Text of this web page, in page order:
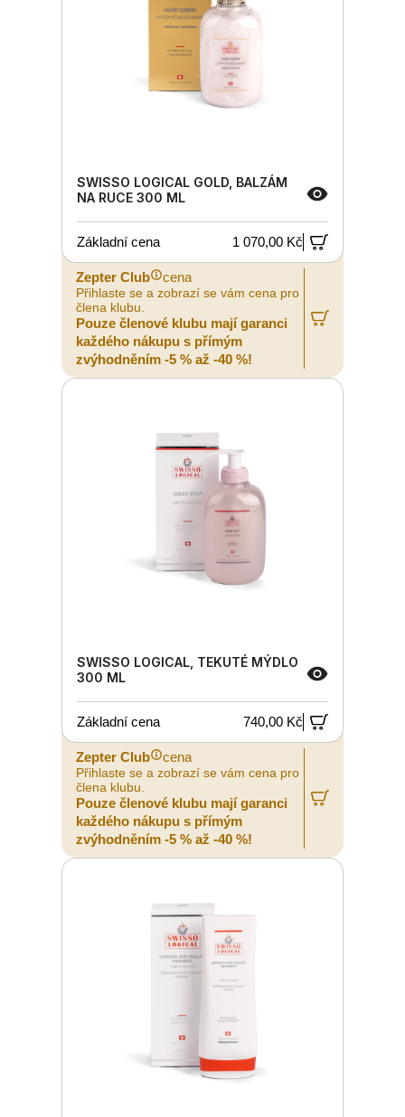
SWISSO LOGICAL GOLD, BALZÁM
NA RUCE 300 ML
Základní cena 1 070,00 Kč
Zepter Club cena
Přihlaste se a zobrazí se vám cena pro
člena klubu.
Pouze členové klubu mají garanci
každého nákupu s přímým
zvýhodněním -5 % až -40 %!
SWISSO LOGICAL, TEKUTÉ MÝDLO
300 ML
Základní cena 740,00 Kč
Zepter Club cena
Přihlaste se a zobrazí se vám cena pro
člena klubu.
Pouze členové klubu mají garanci
každého nákupu s přímým
zvýhodněním -5 % až -40 %!